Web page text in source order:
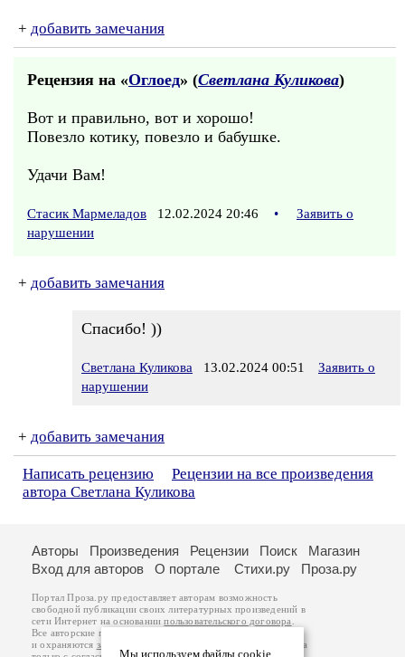
+ добавить замечания
Рецензия на «Оглоед» (Светлана Куликова)
Вот и правильно, вот и хорошо!
Повезло котику, повезло и бабушке.
Удачи Вам!
Стасик Мармеладов 12.02.2024 20:46 •
Заявить о
нарушении
+ добавить замечания
Спасибо! ))
Светлана Куликова 13.02.2024 00:51
Заявить о
нарушении
+ добавить замечания
Написать рецензию
Рецензии на все произведения
автора Светлана Куликова
Мы используем файлы cookie
Авторы Произведения Рецензии Поиск
Магазин
Вход для авторов
О портале Стихи.ру Проза.ру
Портал Проза.ру предоставляет авторам возможность
свободной публикации своих литературных произведений в
сети Интернет на основаниипользовательского договора
Все авторские права на произведения принадлежат авторам
и охраняются законом
. Перепечатка произведений возможна